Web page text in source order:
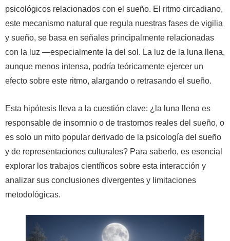
psicológicos relacionados con el sueño. El ritmo circadiano,
este mecanismo natural que regula nuestras fases de vigilia
y sueño, se basa en señales principalmente relacionadas
con la luz —especialmente la del sol. La luz de la luna llena,
aunque menos intensa, podría teóricamente ejercer un
efecto sobre este ritmo, alargando o retrasando el sueño.
Esta hipótesis lleva a la cuestión clave: ¿la luna llena es
responsable de insomnio o de trastornos reales del sueño, o
es solo un mito popular derivado de la psicología del sueño
y de representaciones culturales? Para saberlo, es esencial
explorar los trabajos científicos sobre esta interacción y
analizar sus conclusiones divergentes y limitaciones
metodológicas.